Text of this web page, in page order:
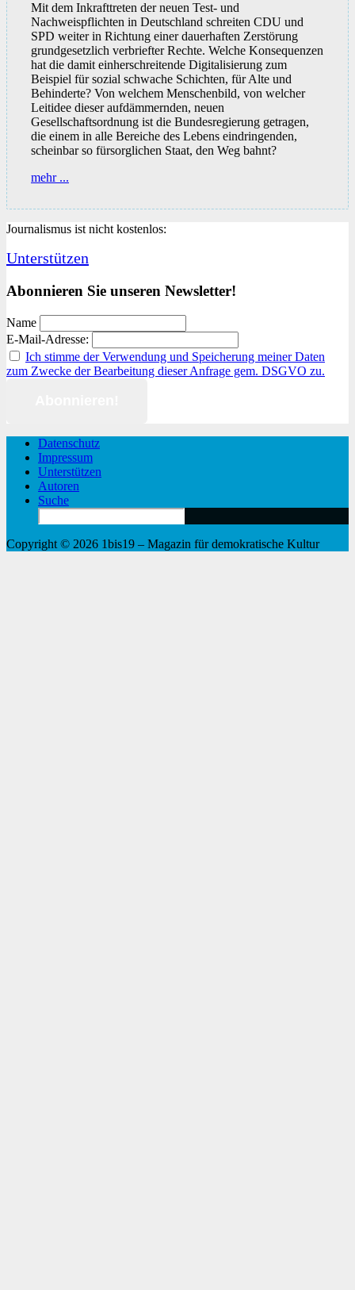
Mit dem Inkrafttreten der neuen Test- und
Nachweispflichten in Deutschland schreiten CDU und
SPD weiter in Richtung einer dauerhaften Zerstörung
grundgesetzlich verbriefter Rechte. Welche Konsequenzen
hat die damit einherschreitende Digitalisierung zum
Beispiel für sozial schwache Schichten, für Alte und
Behinderte? Von welchem Menschenbild, von welcher
Leitidee dieser aufdämmernden, neuen
Gesellschaftsordnung ist die Bundesregierung getragen,
die einem in alle Bereiche des Lebens eindringenden,
scheinbar so fürsorglichen Staat, den Weg bahnt?
mehr ...
birgt
digitaler
Journalismus ist nicht kostenlos:
Unterstützen
Abonnieren Sie unseren Newsletter!
Name
E-Mail-Adresse:
Ich stimme der Verwendung und Speicherung meiner Daten
zum Zwecke der Bearbeitung dieser Anfrage gem. DSGVO zu.
Datenschutz
Impressum
Unterstützen
Autoren
Suche
Search
for:
Copyright © 2026 1bis19 – Magazin für demokratische Kultur